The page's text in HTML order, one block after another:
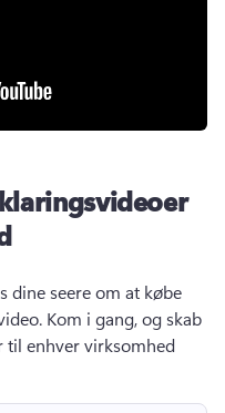
dine seere om at købe
Kom i gang, og skab
enhver virksomhed